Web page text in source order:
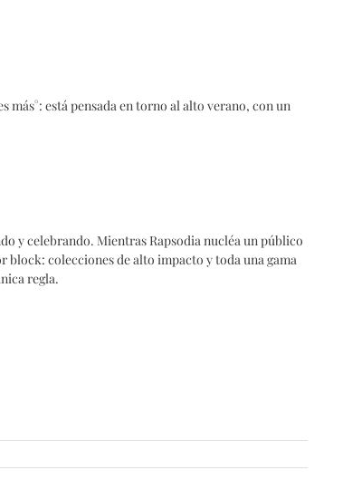
más°: está pensada en torno al alto verano, con un
y celebrando. Mientras Rapsodia nucléa un público
block: colecciones de alto impacto y toda una gama
regla.